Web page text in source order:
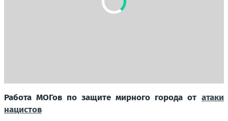
Работа МОГов по защите мирного города от атаки
нацистов